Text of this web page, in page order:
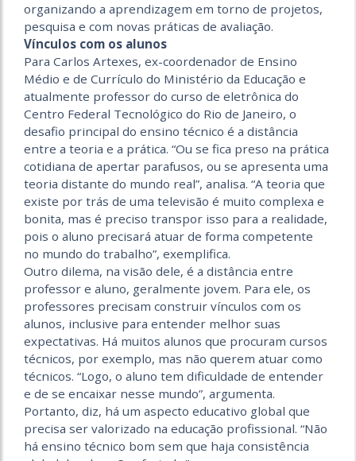
organizando a aprendizagem em torno de projetos,
pesquisa e com novas práticas de avaliação.
Vínculos com os alunos
Para Carlos Artexes, ex-coordenador de Ensino
Médio e de Currículo do Ministério da Educação e
atualmente professor do curso de eletrônica do
Centro Federal Tecnológico do Rio de Janeiro, o
desafio principal do ensino técnico é a distância
entre a teoria e a prática. “Ou se fica preso na prática
cotidiana de apertar parafusos, ou se apresenta uma
teoria distante do mundo real”, analisa. “A teoria que
existe por trás de uma televisão é muito complexa e
bonita, mas é preciso transpor isso para a realidade,
pois o aluno precisará atuar de forma competente
no mundo do trabalho”, exemplifica.
Outro dilema, na visão dele, é a distância entre
professor e aluno, geralmente jovem. Para ele, os
professores precisam construir vínculos com os
alunos, inclusive para entender melhor suas
expectativas. Há muitos alunos que procuram cursos
técnicos, por exemplo, mas não querem atuar como
técnicos. “Logo, o aluno tem dificuldade de entender
e de se encaixar nesse mundo”, argumenta.
Portanto, diz, há um aspecto educativo global que
precisa ser valorizado na educação profissional. “Não
há ensino técnico bom sem que haja consistência